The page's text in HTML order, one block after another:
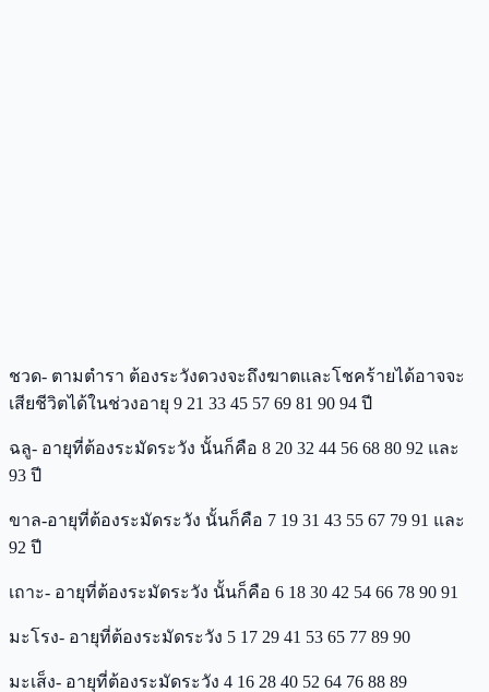
ชวด- ตามตำรา ต้องระวังดวงจะถึงฆาตและโชคร้ายได้อาจจะ
เสียชีวิตได้ในช่วงอายุ 9 21 33 45 57 69 81 90 94 ปี
ฉลู- อายุที่ต้องระมัดระวัง นั้นก็คือ 8 20 32 44 56 68 80 92 และ
93 ปี
ขาล-อายุที่ต้องระมัดระวัง นั้นก็คือ 7 19 31 43 55 67 79 91 และ
92 ปี
เถาะ- อายุที่ต้องระมัดระวัง นั้นก็คือ 6 18 30 42 54 66 78 90 91
มะโรง- อายุที่ต้องระมัดระวัง 5 17 29 41 53 65 77 89 90
มะเส็ง- อายุที่ต้องระมัดระวัง 4 16 28 40 52 64 76 88 89